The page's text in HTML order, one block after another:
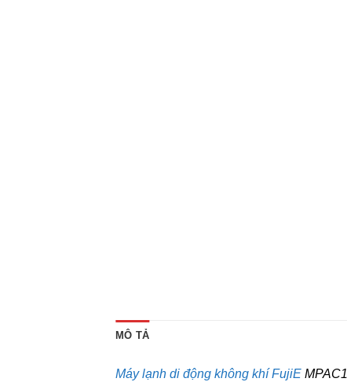
MÔ TẢ
Máy lạnh di động không khí FujiE